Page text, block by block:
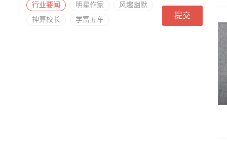
行业要闻 明星作家
风趣幽默
神算校长
学富五车 提交